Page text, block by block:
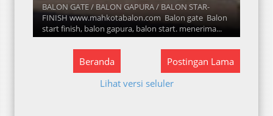
BALON GATE / BALON GAPURA / BALON STAR-
FINISH www.mahkotabalon.com Balon gate Balon
start finish, balon gapura, balon start. menerima...
Postingan Lama
Beranda
Lihat versi seluler